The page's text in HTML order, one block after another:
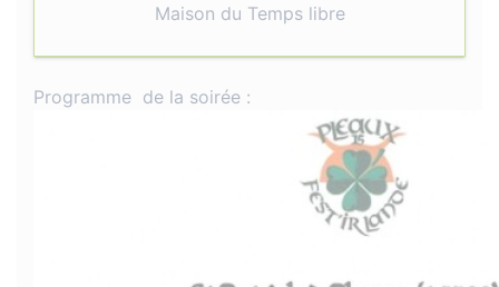
Maison du Temps libre
Programme de la soirée :